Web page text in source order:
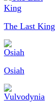
The Last King
Osiah